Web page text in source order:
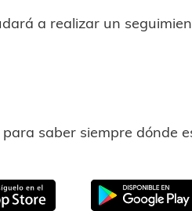
a realizar un
para saber siempre dónde